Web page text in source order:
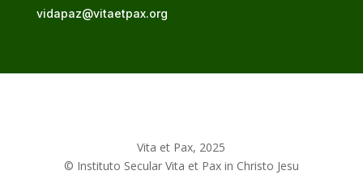
vidapaz@vitaetpax.org
Vita et Pax, 2025
© Instituto Secular Vita et Pax in Christo Jesu